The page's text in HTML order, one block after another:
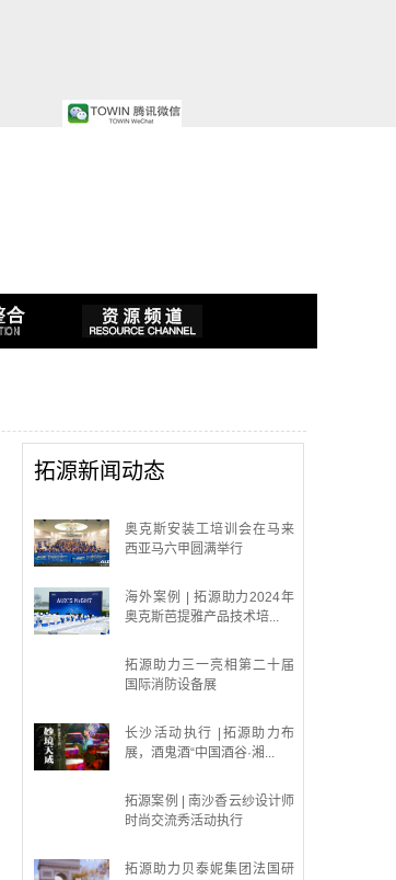
拓源新闻动态
奥克斯安装工培训会在马来
西亚马六甲圆满举行
海外案例 | 拓源助力2024年
奥克斯芭提雅产品技术培...
拓源助力三一亮相第二十届
国际消防设备展
长沙活动执行 |拓源助力布
展，酒鬼酒“中国酒谷·湘...
拓源案例 | 南沙香云纱设计师
时尚交流秀活动执行
拓源助力贝泰妮集团法国研